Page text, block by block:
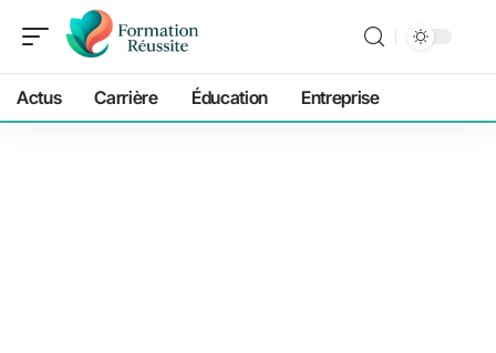
Actus Carrière Éducation Entreprise